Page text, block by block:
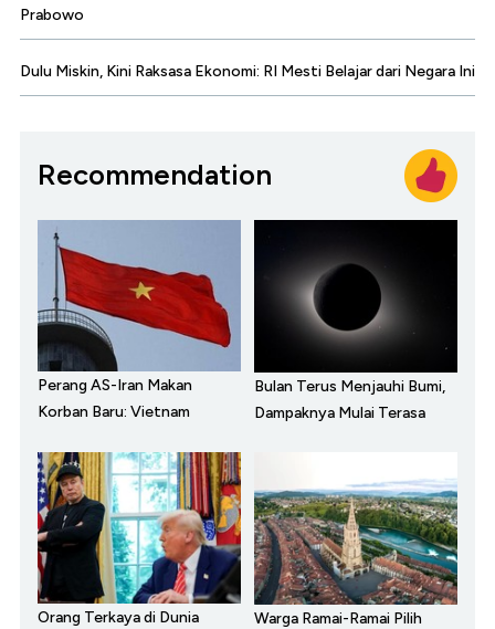
Prabowo
Dulu Miskin, Kini Raksasa Ekonomi: RI Mesti Belajar dari Negara Ini
Recommendation
Perang AS-Iran Makan
Korban Baru: Vietnam
Bulan Terus Menjauhi Bumi,
Dampaknya Mulai Terasa
Orang Terkaya di Dunia
Warga Ramai-Ramai Pilih